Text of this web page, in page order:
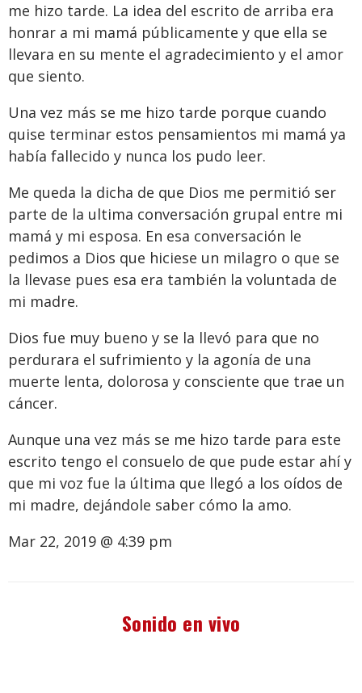
me hizo tarde. La idea del escrito de arriba era
honrar a mi mamá públicamente y que ella se
llevara en su mente el agradecimiento y el amor
que siento.
Una vez más se me hizo tarde porque cuando
quise terminar estos pensamientos mi mamá ya
había fallecido y nunca los pudo leer.
Me queda la dicha de que Dios me permitió ser
parte de la ultima conversación grupal entre mi
mamá y mi esposa. En esa conversación le
pedimos a Dios que hiciese un milagro o que se
la llevase pues esa era también la voluntada de
mi madre.
Dios fue muy bueno y se la llevó para que no
perdurara el sufrimiento y la agonía de una
muerte lenta, dolorosa y consciente que trae un
cáncer.
Aunque una vez más se me hizo tarde para este
escrito tengo el consuelo de que pude estar ahí y
que mi voz fue la última que llegó a los oídos de
mi madre, dejándole saber cómo la amo.
Mar 22, 2019 @ 4:39 pm
Sonido en vivo